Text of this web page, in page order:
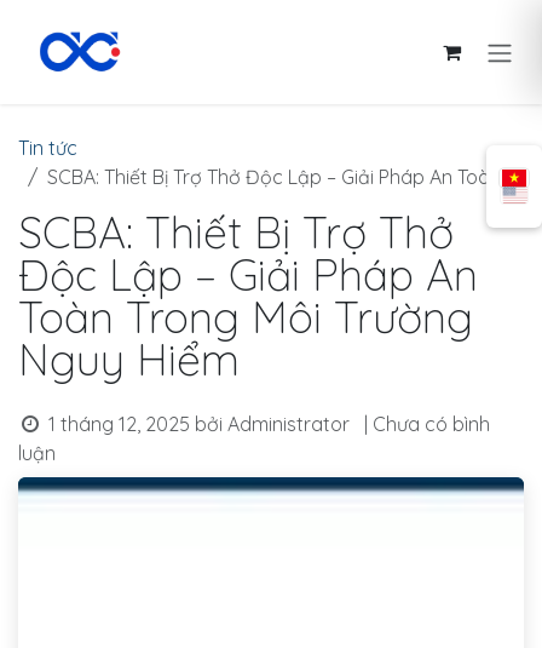
Tin tức
SCBA: Thiết Bị Trợ Thở Độc Lập – Giải Pháp An Toàn Trong Môi Trường Nguy Hiểm
SCBA: Thiết Bị Trợ Thở
Độc Lập – Giải Pháp An
Toàn Trong Môi Trường
Nguy Hiểm
1 tháng 12, 2025 bởi Administrator
| Chưa có bình
luận